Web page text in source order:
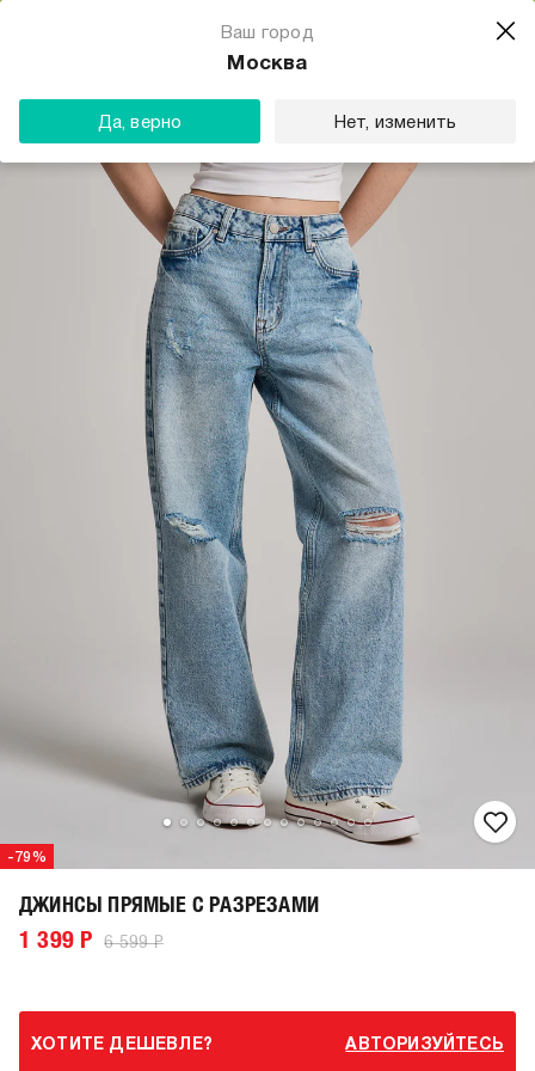
Ваш город
Москва
Да, верно Нет, изменить
-79%
ДЖИНСЫ ПРЯМЫЕ С РАЗРЕЗАМИ
1 399 Р 6 599 Р
ХОТИТЕ ДЕШЕВЛЕ? АВТОРИЗУЙТЕСЬ
Магазин одежды для тебя